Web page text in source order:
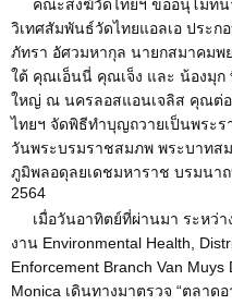
คณะสงฆ์วัดไทยฯ ขออนุโมท
วิเทศสัมพันธ์วัดไทยแอลเอ ประ
ภัทรา อัศวมหากุล นายกสมาคมพ
ใต้ คุณเอ็นนี่ คุณเจ็ง และ น้องมุก
ใหญ่ ณ นครลอสแอนเจลิส คุณต่
ไทยฯ จัดพิธีทำบุญถวายเป็นพระ
วันพระบรมราชสมภพ พระบาทส
ภูมิพลอดุลยเดชมหาราช บรมนา
2564
เมื่อวันอาทิตย์ที่ผ่านมา ระหว่า
งาน Environmental Health,
Enforcement Branch Van
Monica เดินทางมาตรวจ “ตลาด